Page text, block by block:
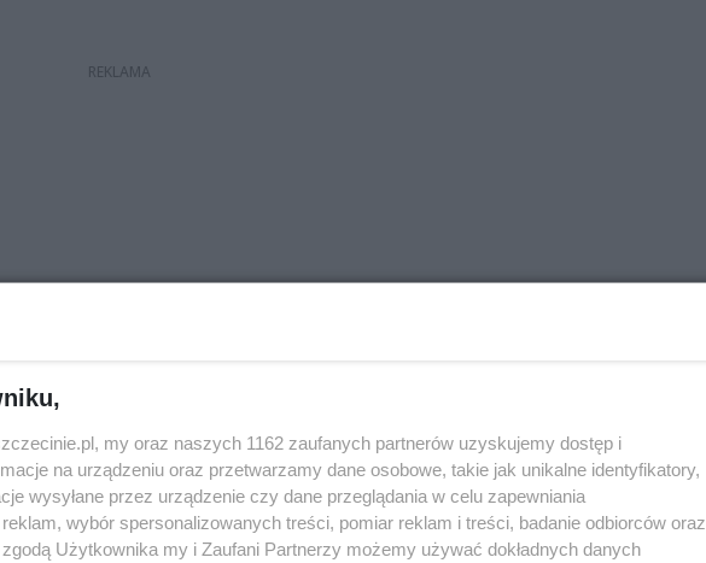
my oraz naszych 1162 zaufanych partnerów uzyskujemy dostęp i
na urządzeniu oraz przetwarzamy dane osobowe, takie jak unikalne identyfikatory,
wysyłane przez urządzenie czy dane przeglądania w celu zapewniania
wybór spersonalizowanych treści, pomiar reklam i treści, badanie odbiorców oraz
zgodą Użytkownika my i Zaufani Partnerzy możemy używać dokładnych danych